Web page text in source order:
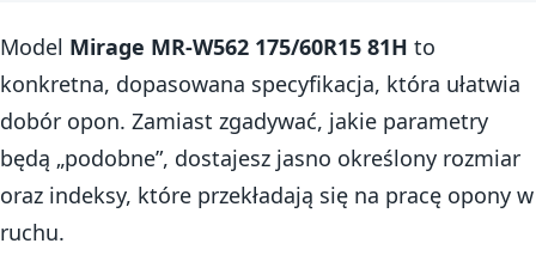
Model Mirage MR-W562 175/60R15 81H to
konkretna, dopasowana specyfikacja, która ułatwia
dobór opon. Zamiast zgadywać, jakie parametry
będą „podobne”, dostajesz jasno określony rozmiar
oraz indeksy, które przekładają się na pracę opony w
ruchu.